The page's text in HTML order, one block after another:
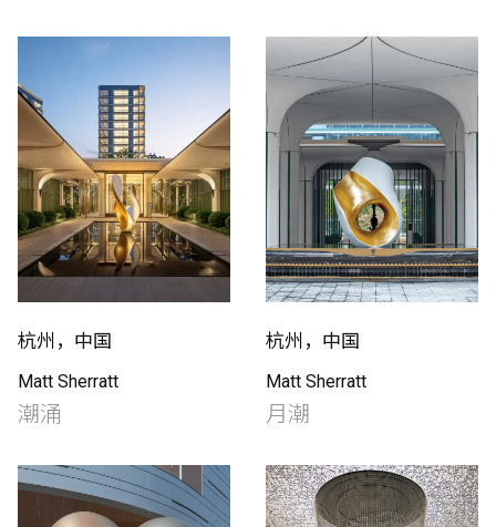
杭州，中国
Matt Sherratt
潮涌
杭州，中国
Matt Sherratt
月潮